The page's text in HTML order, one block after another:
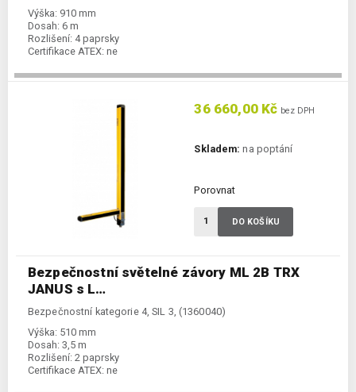
Výška: 910 mm
Dosah: 6 m
Rozlišení: 4 paprsky
Certifikace ATEX: ne
Bezpečnostní světelné závory ML 2B TRX
JANUS s L…
Bezpečnostní kategorie 4, SIL 3, (1360040)
Výška: 510 mm
Dosah: 3,5 m
Rozlišení: 2 paprsky
Certifikace ATEX: ne
36 660,00 Kč bez DPH
Skladem: na poptání
Porovnat
DO KOŠÍKU